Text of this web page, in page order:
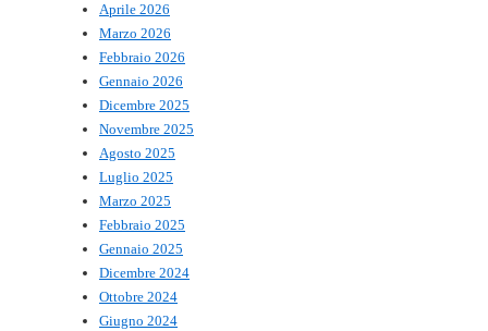
Aprile 2026
Marzo 2026
Febbraio 2026
Gennaio 2026
Dicembre 2025
Novembre 2025
Agosto 2025
Luglio 2025
Marzo 2025
Febbraio 2025
Gennaio 2025
Dicembre 2024
Ottobre 2024
Giugno 2024